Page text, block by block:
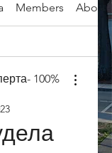
Members About
100%